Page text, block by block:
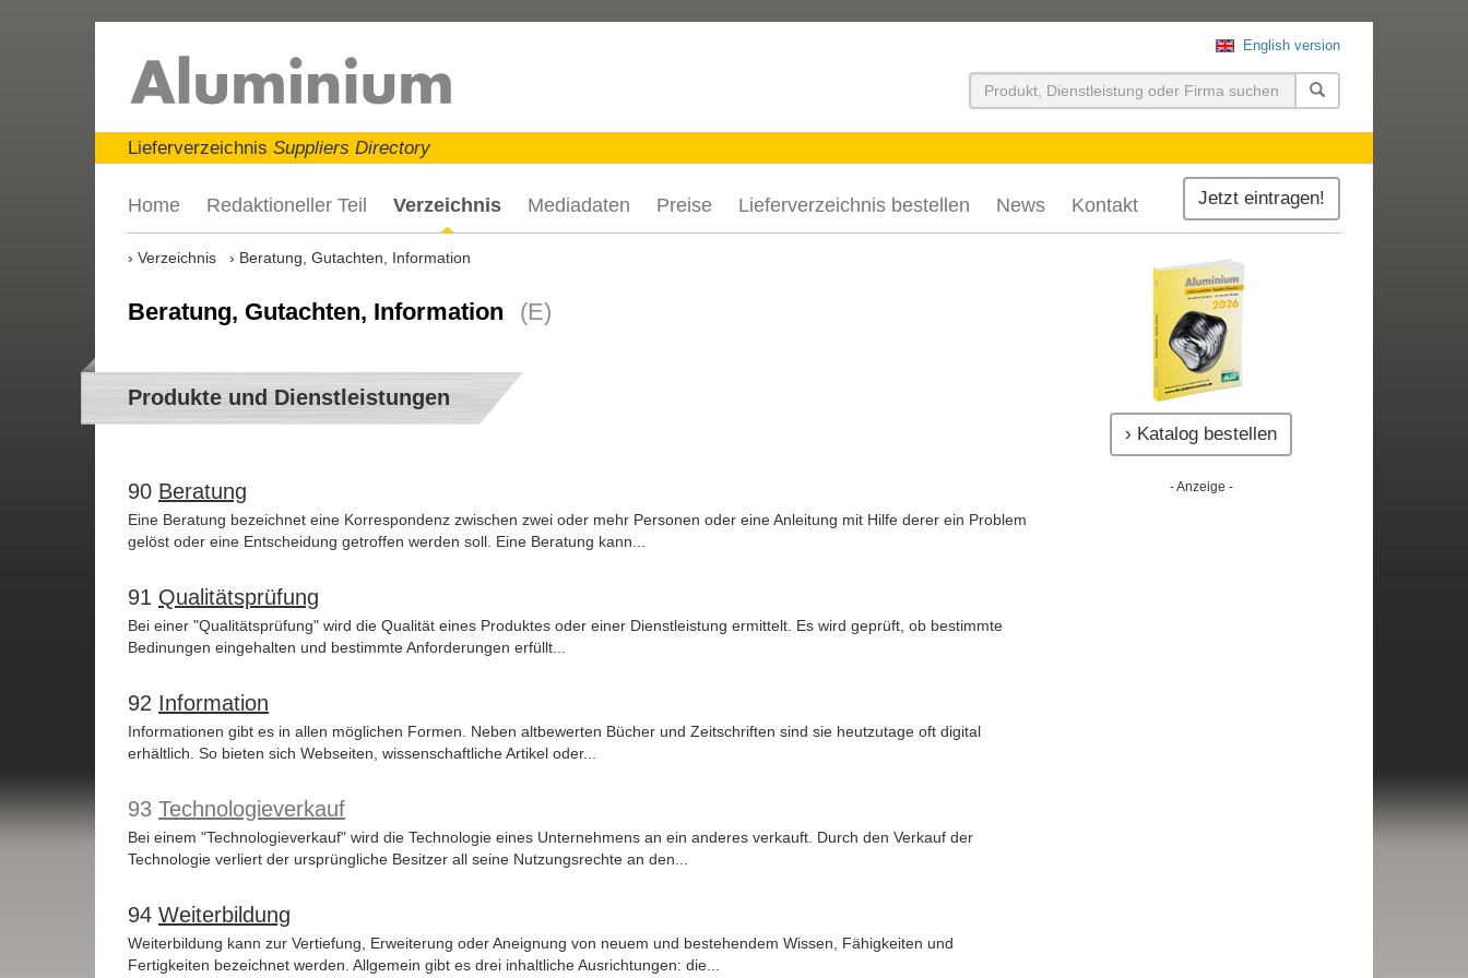
English version
Suchen
Lieferverzeichnis Suppliers Directory
Jetzt eintragen!
Home Redaktioneller Teil Verzeichnis Mediadaten Preise Lieferverzeichnis bestellen News Kontakt
Verzeichnis Beratung, Gutachten, Information
Beratung, Gutachten, Information (E)
Produkte und Dienstleistungen
90 Beratung
Eine Beratung bezeichnet eine Korrespondenz zwischen zwei oder mehr Personen oder eine Anleitung mit Hilfe derer ein Problem
gelöst oder eine Entscheidung getroffen werden soll. Eine Beratung kann...
91 Qualitätsprüfung
Bei einer "Qualitätsprüfung" wird die Qualität eines Produktes oder einer Dienstleistung ermittelt. Es wird geprüft, ob bestimmte
Bedinungen eingehalten und bestimmte Anforderungen erfüllt...
92 Information
Informationen gibt es in allen möglichen Formen. Neben altbewerten Bücher und Zeitschriften sind sie heutzutage oft digital
erhältlich. So bieten sich Webseiten, wissenschaftliche Artikel oder...
93 Technologieverkauf
Bei einem "Technologieverkauf" wird die Technologie eines Unternehmens an ein anderes verkauft. Durch den Verkauf der
Technologie verliert der ursprüngliche Besitzer all seine Nutzungsrechte an den...
94 Weiterbildung
Weiterbildung kann zur Vertiefung, Erweiterung oder Aneignung von neuem und bestehendem Wissen, Fähigkeiten und
Fertigkeiten bezeichnet werden. Allgemein gibt es drei inhaltliche Ausrichtungen: die...
› Katalog bestellen
- Anzeige -